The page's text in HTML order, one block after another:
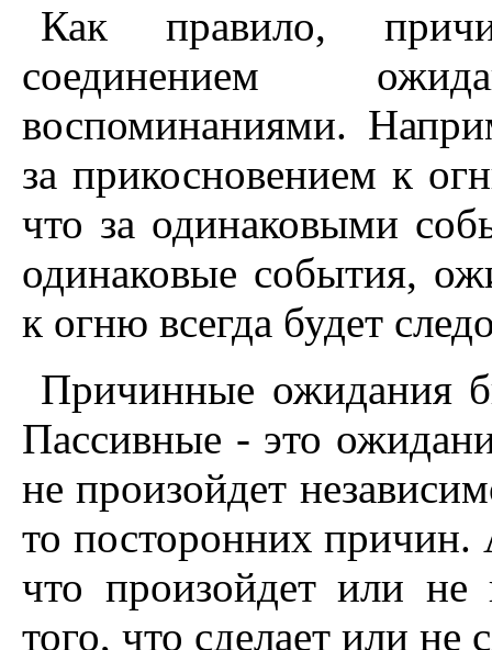
Как правило,
соединением
воспоминаниями.
за прикосновением к
что за одинаковыми
одинаковые события,
к огню всегда будет
Причинные ожидания
Пассивные - это
не произойдет
то посторонних причин.
что произойдет или не
того, что сделает или